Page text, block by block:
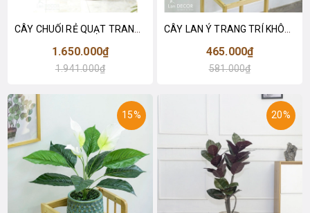
1.650.000₫
1.941.000₫
465.000₫
581.000₫
15% 20%